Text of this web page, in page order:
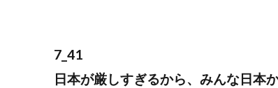
7_41
日本が厳しすぎるから、みんな日本